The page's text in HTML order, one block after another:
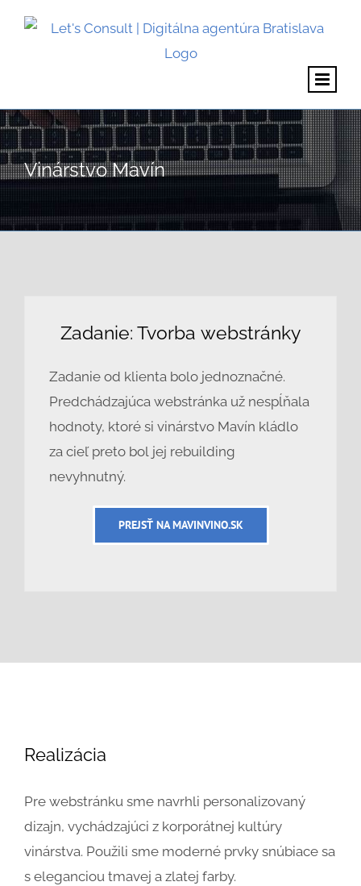
Vinárstvo Mavín
Zadanie: Tvorba webstránky
Zadanie od klienta bolo jednoznačné.
Predchádzajúca webstránka už nespĺňala
hodnoty, ktoré si vinárstvo Mavín kládlo
za cieľ preto bol jej rebuilding
nevyhnutný.
PREJSŤ NA MAVINVINO.SK
Realizácia
Pre webstránku sme navrhli personalizovaný
dizajn, vychádzajúci z korporátnej kultúry
vinárstva. Použili sme moderné prvky snúbiace sa
s eleganciou tmavej a zlatej farby.